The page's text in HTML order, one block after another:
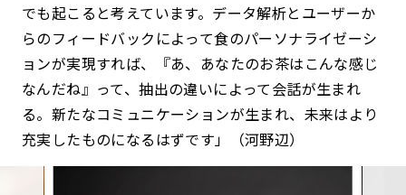
でも起こると考えています。データ解析とユーザーか
らのフィードバックによって食のパーソナライゼーシ
ョンが実現すれば、『あ、あなたのお茶はこんな感じ
なんだね』って、抽出の違いによって会話が生まれ
る。新たなコミュニケーションが生まれ、未来はより
充実したものになるはずです」（河野辺）